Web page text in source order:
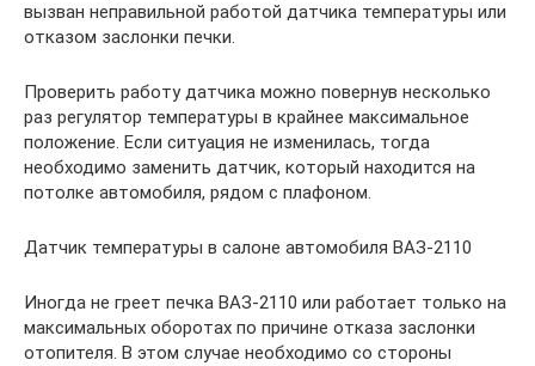
вызван неправильной работой датчика температуры или
отказом заслонки печки.
Проверить работу датчика можно повернув несколько
раз регулятор температуры в крайнее максимальное
положение. Если ситуация не изменилась, тогда
необходимо заменить датчик, который находится на
потолке автомобиля, рядом с плафоном.
Датчик температуры в салоне автомобиля ВАЗ-2110
Иногда не греет печка ВАЗ-2110 или работает только на
максимальных оборотах по причине отказа заслонки
отопителя. В этом случае необходимо со стороны